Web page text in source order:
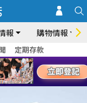
報 購物情報
定期存款